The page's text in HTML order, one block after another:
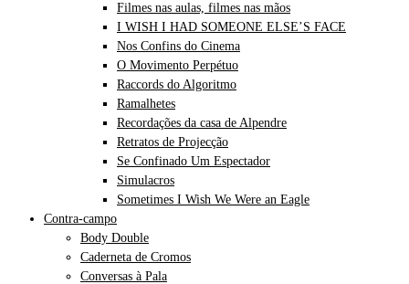
Filmes nas aulas, filmes nas mãos
I WISH I HAD SOMEONE ELSE’S FACE
Nos Confins do Cinema
O Movimento Perpétuo
Raccords do Algoritmo
Ramalhetes
Recordações da casa de Alpendre
Retratos de Projecção
Se Confinado Um Espectador
Simulacros
Sometimes I Wish We Were an Eagle
Contra-campo
Body Double
Caderneta de Cromos
Conversas à Pala